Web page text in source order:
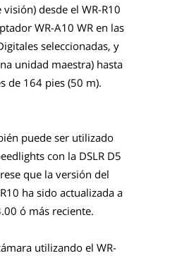
desde el WR-R10
WR-A10 WR en las
seleccionadas, y
unidad maestra) hasta
de 164 pies (50 m).
puede ser utilizado
con la DSLR D5
que la versión del
ha sido actualizada a
ó más reciente.
utilizando el WR-